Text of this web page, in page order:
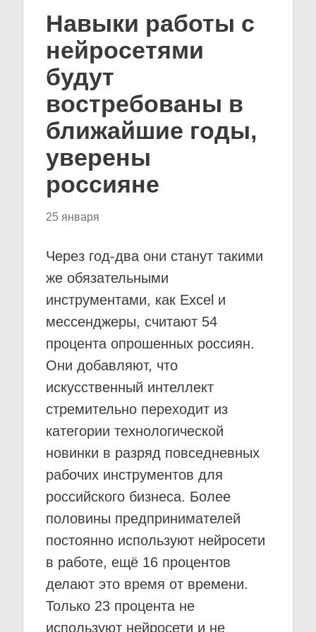
Навыки работы с
нейросетями
будут
востребованы в
ближайшие годы,
уверены
россияне
25 января
Через год-два они станут такими
же обязательными
инструментами, как Excel и
мессенджеры, считают 54
процента опрошенных россиян.
Они добавляют, что
искусственный интеллект
стремительно переходит из
категории технологической
новинки в разряд повседневных
рабочих инструментов для
российского бизнеса. Более
половины предпринимателей
постоянно используют нейросети
в работе, ещё 16 процентов
делают это время от времени.
Только 23 процента не
используют нейросети и не